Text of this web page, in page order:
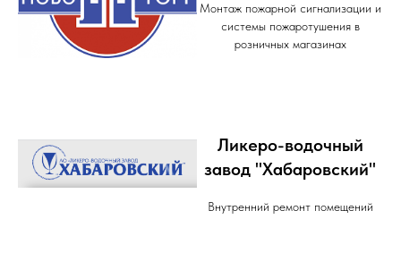
Монтаж пожарной сигнализации и
системы пожаротушения в
розничных магазинах
Ликеро-водочный
завод "Хабаровский"
Внутренний ремонт помещений